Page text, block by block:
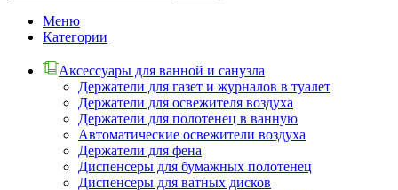
Меню
Категории
Аксессуары для ванной и санузла
Держатели для газет и журналов в туалет
Держатели для освежителя воздуха
Держатели для полотенец в ванную
Автоматические освежители воздуха
Держатели для фена
Диспенсеры для бумажных полотенец
Диспенсеры для ватных дисков